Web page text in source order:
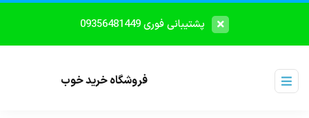
پشتیبانی فوری 09356481449
فروشگاه خرید خوب